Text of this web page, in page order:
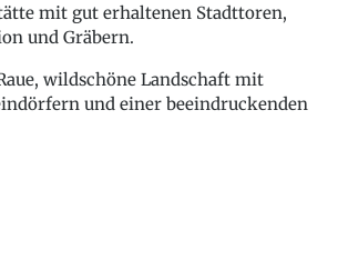
mit gut erhaltenen Stadttoren,
und Gräbern.
wildschöne Landschaft mit
und einer beeindruckenden